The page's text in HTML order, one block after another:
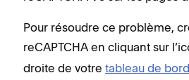
Pour résoudre ce problème,
reCAPTCHA en cliquant sur
droite de votre tableau de